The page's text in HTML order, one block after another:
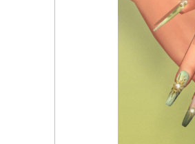
💅Маникюр - nails 19